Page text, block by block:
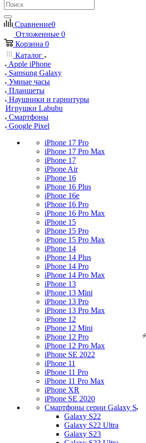
Сравнение0
Отложенные 0
Корзина 0
Каталог
Apple iPhone
Samsung Galaxy
Умные часы
Планшеты
Наушники и гарнитуры
Игрушки Labubu
Смартфоны
Google Pixel
iPhone 17 Pro
iPhone 17 Pro Max
iPhone 17
iPhone Air
iPhone 16
iPhone 16 Plus
iPhone 16e
iPhone 16 Pro
iPhone 16 Pro Max
iPhone 15
iPhone 15 Pro
iPhone 15 Pro Max
iPhone 14
iPhone 14 Plus
iPhone 14 Pro
iPhone 14 Pro Max
iPhone 13
iPhone 13 Mini
iPhone 13 Pro
iPhone 13 Pro Max
iPhone 12
iPhone 12 Mini
iPhone 12 Pro
iPhone 12 Pro Max
iPhone SE 2022
iPhone 11
iPhone 11 Pro
iPhone 11 Pro Max
iPhone XR
iPhone SE 2020
Смартфоны серии Galaxy S
Galaxy S22
Galaxy S22 Ultra
Galaxy S23